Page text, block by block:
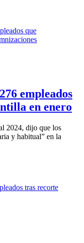
empleados
en enero
2024, dijo que los
y habitual” en la